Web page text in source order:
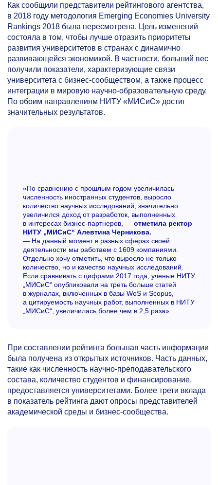
Как сообщили представители рейтингового агентства,
в 2018 году методология Emerging Economies University
Rankings 2018 была пересмотрена. Цель изменений
состояла в том, чтобы лучше отразить приоритеты
развития университетов в странах с динамично
развивающейся экономикой. В частности, больший вес
получили показатели, характеризующие связи
университета с бизнес-сообществом, а также процесс
интеграции в мировую научно-образовательную среду.
По обоим направлениям НИТУ «МИСиС» достиг
значительных результатов.
«По сравнению с прошлым годом увеличилась
численность иностранных студентов, выросло
количество научных исследований, значительно
увеличился доход от разработок, выполненных
в интересах бизнес-партнеров, — отметила ректор
НИТУ „МИСиС“ Алевтина Черникова.
— На данный момент в разных сферах своей
деятельности мы работаем с 1609 компаниями.
Отдельно хочу отметить, что выросло не только
количество, но и качество научных исследований.
Если сравнивать с цифрами 2017 года, ученые НИТУ
„МИСиС“ опубликовали на треть больше статей
в журналах, включенных в базы WoS и Scopus,
а цитируемость научных работ, выполненных в НИТУ
„МИСиС“, увеличилась более чем в 2,5 раза».
При составлении рейтинга большая часть информации
была получена из открытых источников. Часть данных,
такие как численность научно-преподавательского
состава, количество студентов и финансирование,
предоставляется университетами. Более трети вклада
в показатель рейтинга дают опросы представителей
академической среды и бизнес-сообщества.